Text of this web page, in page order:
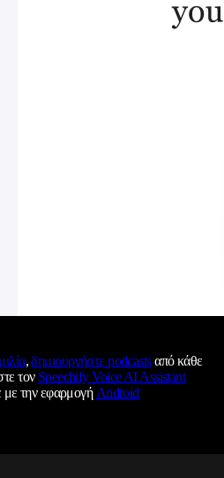
,δημιουργήστε podcastsαπό κάθε
τον Speechify Voice AI Assistant
με την εφαρμογήAndroid